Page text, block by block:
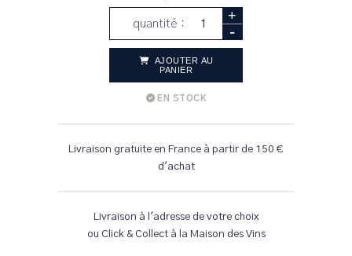
quantité : +
-
AJOUTER AU
PANIER
EN STOCK
Livraison gratuite en France à partir de 150 €
d'achat
Livraison à l'adresse de votre choix
ou Click & Collect à la Maison des Vins